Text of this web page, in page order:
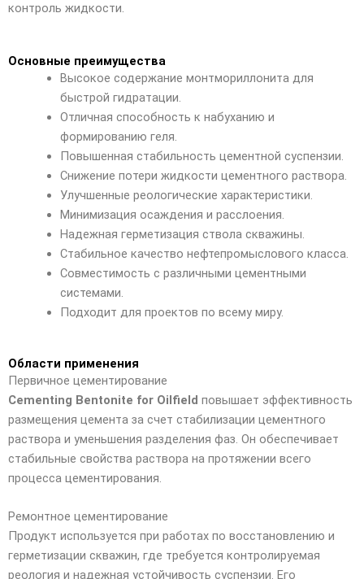
контроль жидкости.
Основные преимущества
Высокое содержание монтмориллонита для
быстрой гидратации.
Отличная способность к набуханию и
формированию геля.
Повышенная стабильность цементной суспензии.
Снижение потери жидкости цементного раствора.
Улучшенные реологические характеристики.
Минимизация осаждения и расслоения.
Надежная герметизация ствола скважины.
Стабильное качество нефтепромыслового класса.
Совместимость с различными цементными
системами.
Подходит для проектов по всему миру.
Области применения
Первичное цементирование
Cementing Bentonite for Oilfield повышает эффективность
размещения цемента за счет стабилизации цементного
раствора и уменьшения разделения фаз. Он обеспечивает
стабильные свойства раствора на протяжении всего
процесса цементирования.
Ремонтное цементирование
Продукт используется при работах по восстановлению и
герметизации скважин, где требуется контролируемая
реология и надежная устойчивость суспензии. Его